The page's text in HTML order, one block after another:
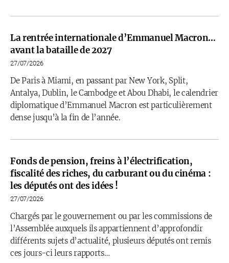
La rentrée internationale d’Emmanuel Macron…
avant la bataille de 2027
27/07/2026
De Paris à Miami, en passant par New York, Split,
Antalya, Dublin, le Cambodge et Abou Dhabi, le calendrier
diplomatique d’Emmanuel Macron est particulièrement
dense jusqu’à la fin de l’année.
Fonds de pension, freins à l’électrification,
fiscalité des riches, du carburant ou du cinéma :
les députés ont des idées !
27/07/2026
Chargés par le gouvernement ou par les commissions de
l’Assemblée auxquels ils appartiennent d’approfondir
différents sujets d’actualité, plusieurs députés ont remis
ces jours-ci leurs rapports…